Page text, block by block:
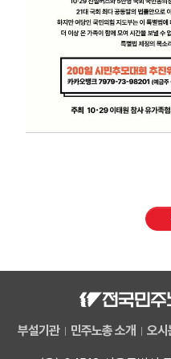
부설기관 민주노총 소개 오시